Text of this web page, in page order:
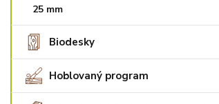
25 mm
Biodesky
Hoblovaný program